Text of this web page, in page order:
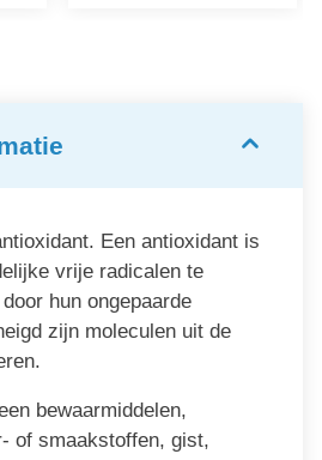
Een antioxidant is
vrije radicalen te
hun ongepaarde
zijn moleculen uit de
bewaarmiddelen,
of smaakstoffen, gist,